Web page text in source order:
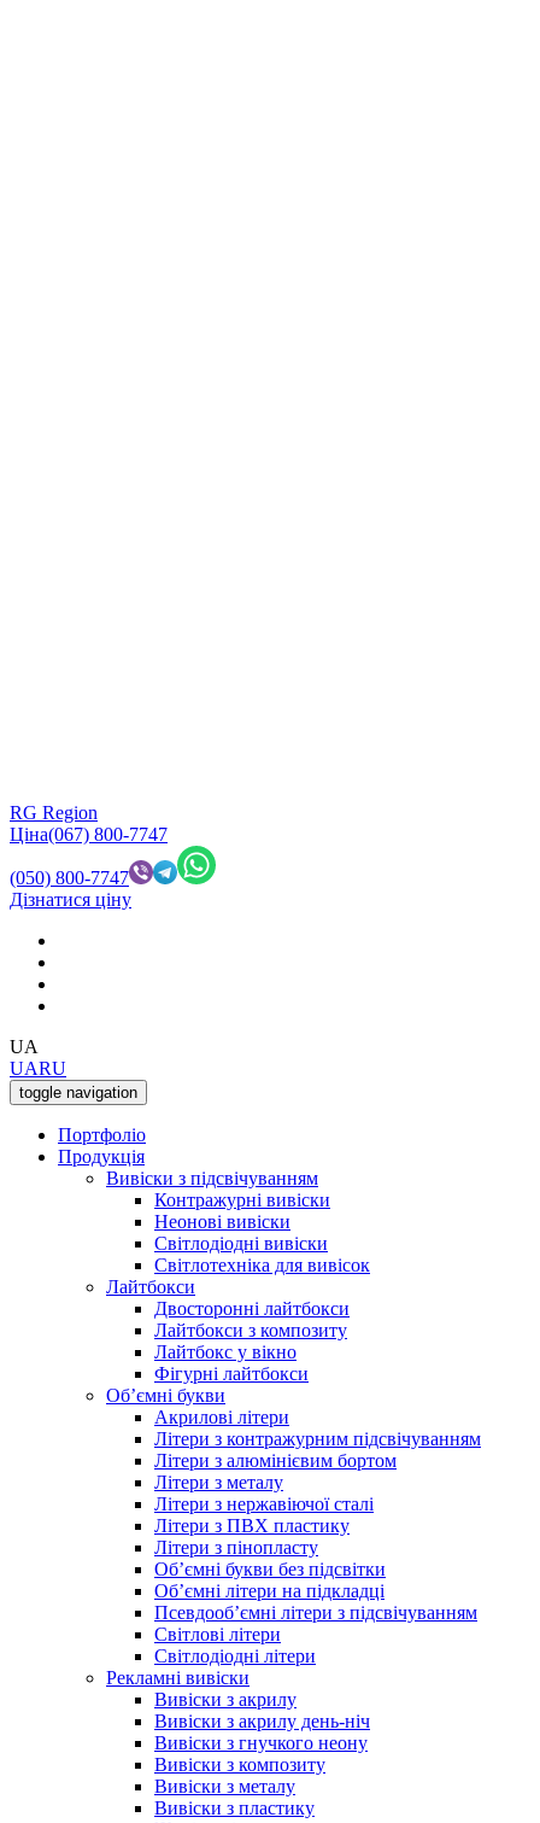
RG Region
Ціна(067) 800-7747
(050) 800-7747
Дізнатися ціну
UA
UARU
toggle navigation
Портфоліо
Продукція
Вивіски з підсвічуванням
Контражурні вивіски
Неонові вивіски
Світлодіодні вивіски
Світлотехніка для вивісок
Лайтбокси
Двосторонні лайтбокси
Лайтбокси з композиту
Лайтбокс у вікно
Фігурні лайтбокси
Об’ємні букви
Акрилові літери
Літери з контражурним підсвічуванням
Літери з алюмінієвим бортом
Літери з металу
Літери з нержавіючої сталі
Літери з ПВХ пластику
Літери з пінопласту
Об’ємні букви без підсвітки
Об’ємні літери на підкладці
Псевдооб’ємні літери з підсвічуванням
Світлові літери
Світлодіодні літери
Рекламні вивіски
Вивіски з акрилу
Вивіски з акрилу день-ніч
Вивіски з гнучкого неону
Вивіски з композиту
Вивіски з металу
Вивіски з пластику